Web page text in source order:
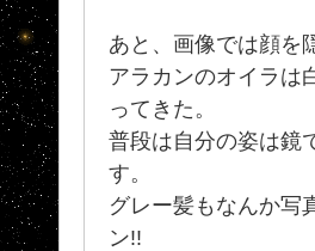
あと、画像では顔を
アラカンのオイラは
ってきた。
普段は自分の姿は鏡
す。
グレー髪もなんか
ン!!